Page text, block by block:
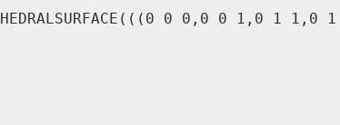
0 0,0 0 1,0 1